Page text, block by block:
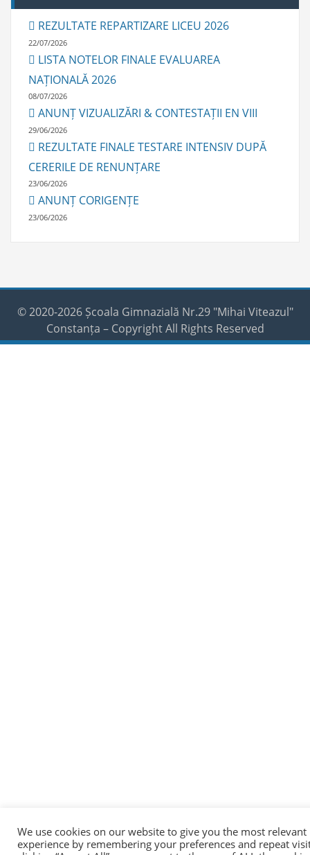
REZULTATE REPARTIZARE LICEU 2026
22/07/2026
LISTA NOTELOR FINALE EVALUAREA
NAȚIONALĂ 2026
08/07/2026
ANUNȚ VIZUALIZĂRI & CONTESTAȚII EN VIII
29/06/2026
REZULTATE FINALE TESTARE INTENSIV DUPĂ
CERERILE DE RENUNȚARE
23/06/2026
ANUNȚ CORIGENȚE
23/06/2026
© 2020-2026 Școala Gimnazială Nr.29 "Mihai Viteazul"
Constanța – Copyright All Rights Reserved
We use cookies on our website to give you the most relevant
experience by remembering your preferences and repeat